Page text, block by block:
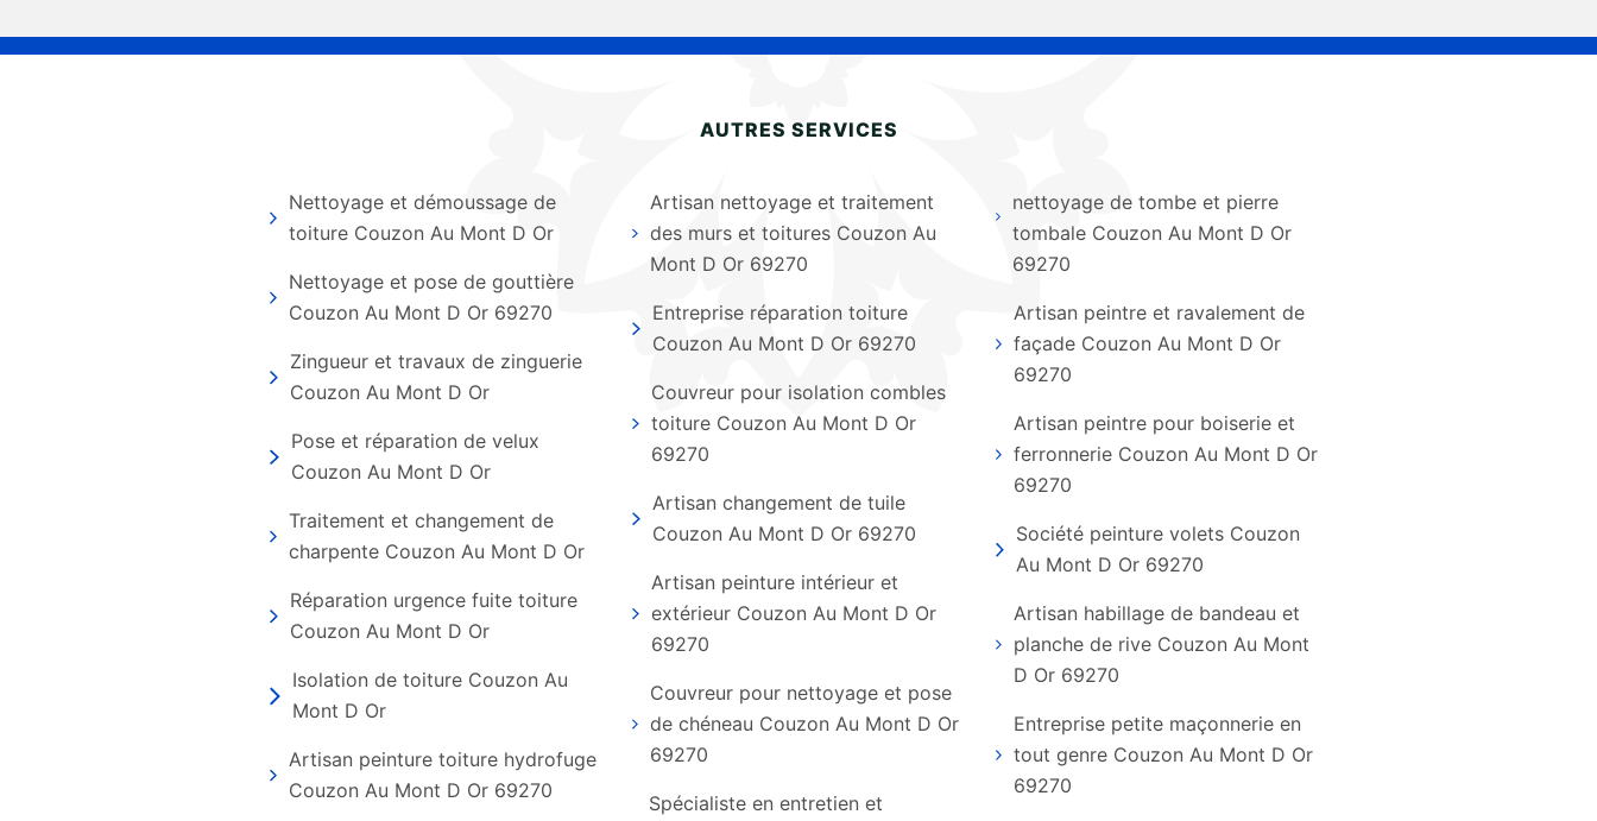
AUTRES SERVICES
Nettoyage et démoussage de
toiture Couzon Au Mont D Or
Nettoyage et pose de gouttière
Couzon Au Mont D Or 69270
Zingueur et travaux de zinguerie
Couzon Au Mont D Or
Pose et réparation de velux
Couzon Au Mont D Or
Traitement et changement de
charpente Couzon Au Mont D Or
Réparation urgence fuite toiture
Couzon Au Mont D Or
Isolation de toiture Couzon Au
Mont D Or
Artisan peinture toiture hydrofuge
Couzon Au Mont D Or 69270
Artisan nettoyage et traitement
des murs et toitures Couzon Au
Mont D Or 69270
Entreprise réparation toiture
Couzon Au Mont D Or 69270
Couvreur pour isolation combles
toiture Couzon Au Mont D Or
69270
Artisan changement de tuile
Couzon Au Mont D Or 69270
Artisan peinture intérieur et
extérieur Couzon Au Mont D Or
69270
Couvreur pour nettoyage et pose
de chéneau Couzon Au Mont D Or
69270
Spécialiste en entretien et
nettoyage de tombe et pierre
tombale Couzon Au Mont D Or
69270
Artisan peintre et ravalement de
façade Couzon Au Mont D Or
69270
Artisan peintre pour boiserie et
ferronnerie Couzon Au Mont D Or
69270
Société peinture volets Couzon
Au Mont D Or 69270
Artisan habillage de bandeau et
planche de rive Couzon Au Mont
D Or 69270
Entreprise petite maçonnerie en
tout genre Couzon Au Mont D Or
69270